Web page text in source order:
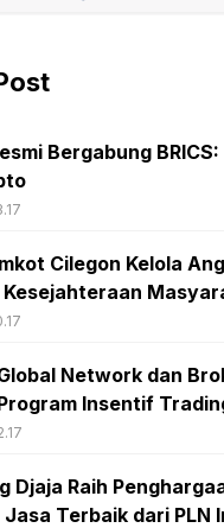
Bergabung
Cilegon Kelola
Network dan
Insentif
Djaja Raih
Terbaik dari PLN